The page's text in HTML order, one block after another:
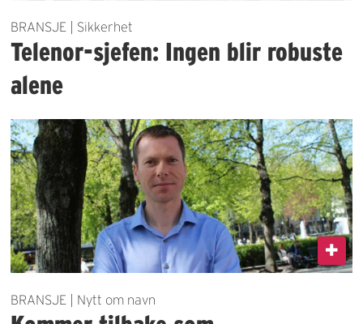
BRANSJE | Sikkerhet
Telenor-sjefen: Ingen blir robuste
alene
BRANSJE | Nytt om navn